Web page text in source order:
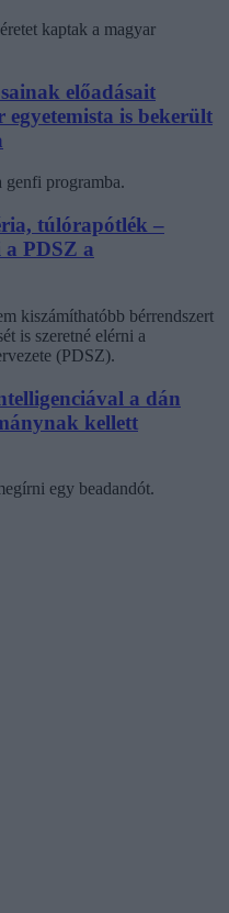
kaptak a magyar
előadásait
is bekerült
genfi programba.
túlórapótlék –
a PDSZ a
kiszámíthatóbb bérrendszert
is szeretné elérni a
(PDSZ).
a dán
kellett
egy beadandót.